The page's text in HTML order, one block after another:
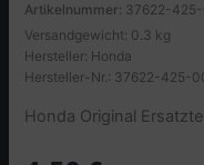
Artikelnummer: 37622-
Versandgewicht: 0.3 kg
Hersteller: Honda
Hersteller-Nr.: 37622-425-
Honda Original